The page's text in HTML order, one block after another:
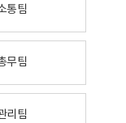
통팀
무팀
리팀